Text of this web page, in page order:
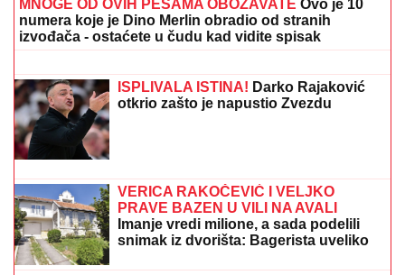
"UZNEMIREN SAM, BRAT MI JE
OKRUŽEN POŽARIMA" Darko
Tanasijević očajan zbog loše situacije
EVAKUISANI", otkrio koje informacije
ima